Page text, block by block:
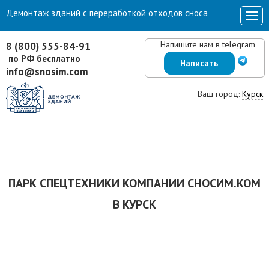
8 (800) 555-84-91
по РФ бесплатно
info@snosim.com
Напишите нам в telegram
Написать
Ваш город: Курск
Демонтаж зданий с переработкой отходов сноса
ПАРК СПЕЦТЕХНИКИ КОМПАНИИ СНОСИМ.КОМ
В КУРСК